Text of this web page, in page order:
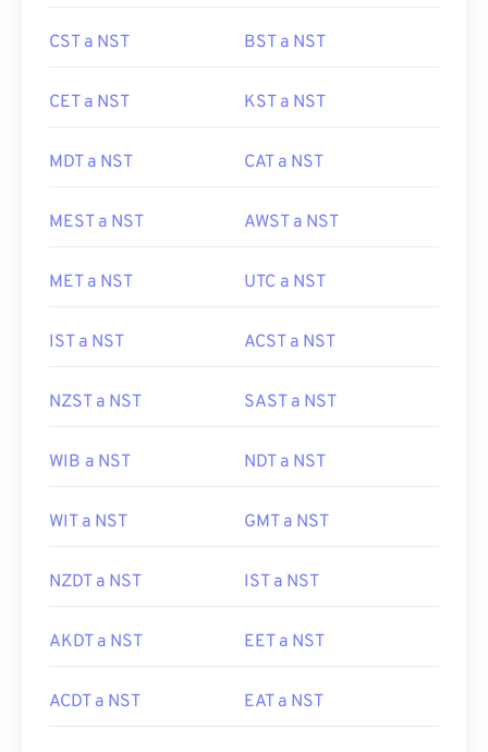
CST a NST BST a NST
CET a NST KST a NST
MDT a NST CAT a NST
MEST a NST AWST a NST
MET a NST UTC a NST
IST a NST ACST a NST
NZST a NST SAST a NST
WIB a NST NDT a NST
WIT a NST GMT a NST
NZDT a NST IST a NST
AKDT a NST EET a NST
ACDT a NST EAT a NST